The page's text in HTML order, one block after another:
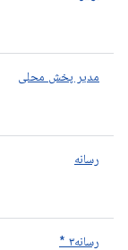
مدیر پخش محلی
رسانه
رسانه۳ *